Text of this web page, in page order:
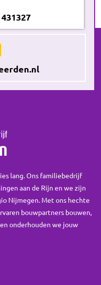
lang. Ons familiebedrijf
aan de Rijn en we zijn
Nijmegen. Met ons hechte
bouwpartners bouwen,
onderhouden we jouw